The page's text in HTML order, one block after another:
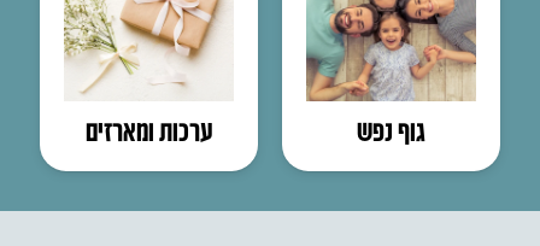
גוף נפש ערכות ומארזים